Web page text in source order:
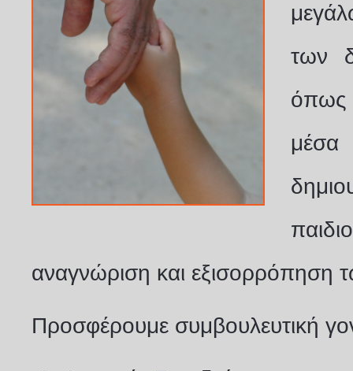
των
όπως
μέσα
αναγνώριση και εξισορρόπηση
Προσφέρουμε συμβουλευτική